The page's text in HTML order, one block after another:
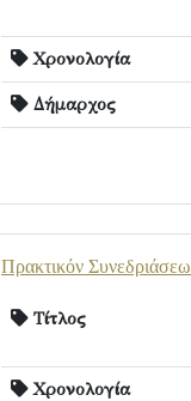
Χρονολογία
Δήμαρχος
Πρακτικόν
Τίτλος
Χρονολογία